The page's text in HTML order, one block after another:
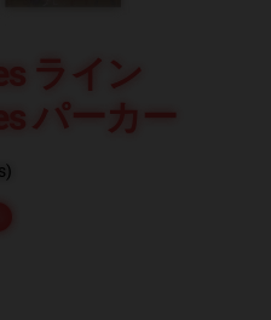
ライン
パーカー